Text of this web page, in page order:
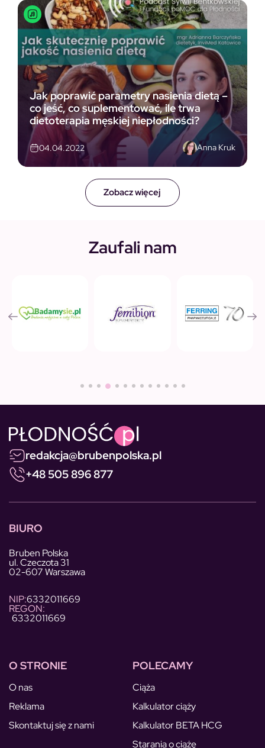
Zobacz więcej
Jak poprawić parametry nasienia dietą –
co jeść, co suplementować, ile trwa
dietoterapia męskiej niepłodności?
04.04.2022 Anna Kruk
Zaufali nam
redakcja@brubenpolska.pl
+48 505 896 877
BIURO
Bruben Polska
ul. Czeczota 31
02-607 Warszawa
NIP:6332011669
REGON:
6332011669
O STRONIE
O nas
Reklama
Skontaktuj się z nami
POLECAMY
Ciąża
Kalkulator ciąży
Kalkulator BETA HCG
Starania o ciążę